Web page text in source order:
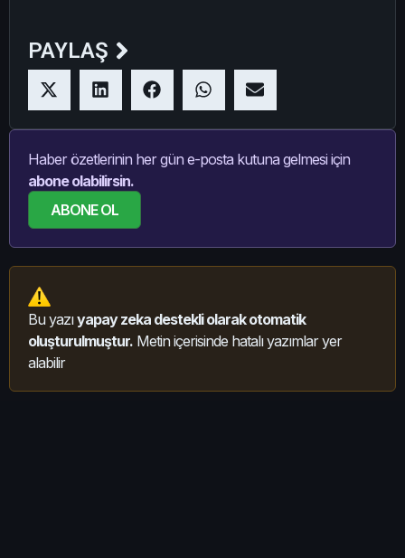
PAYLAŞ
Haber özetlerinin her gün e-posta kutuna gelmesi için
abone olabilirsin.
ABONE OL
Bu yazıyapay zeka destekli olarak otomatik
oluşturulmuştur. Metin içerisinde hatalı yazımlar yer
alabilir